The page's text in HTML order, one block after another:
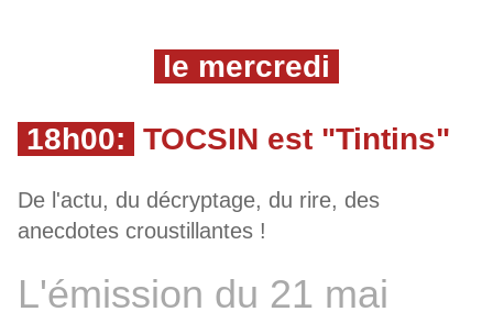
le mercredi
18h00: TOCSIN est "Tintins"
De l'actu, du décryptage, du rire, des
anecdotes croustillantes !
L'émission du 21 mai